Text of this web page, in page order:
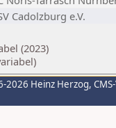
Cadolzburg e.V.
(2023)
2026 Heinz Herzog,